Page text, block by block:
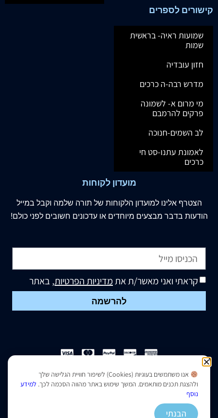
קישורים לספרים
שמועות ראיה- בראשית
שמות
חזון עובדיה
מדרש רבה-ה כרכים
מי מרום א- לשמונה
פרקים להרמבם
לב השמים-חנוכה
לאמונת עתנו-סט חי
כרכים
מועדון לקוחות
הצטרף אלינו למועדון הלקוחות של תורה שלמה וקבל במייל
הודעות בדבר מבצעים מיוחדים או עדכונים חשובים לפני כולם!
קראתי ואני מאשר/ת אתמדיניות הפרטיות, באתר
להרשמה
הצהרת נגישות|מדיניות פרטיות
נבנה ועוצב על ידי –
אנו משתמשים בעוגיות (Cookies) לשיפור חוויית הגלישה שלך
ולהצגת תכנים מותאמים. המשך שימוש באתר מהווה הסכמה לכך. למידע
נוסף
הבנתי